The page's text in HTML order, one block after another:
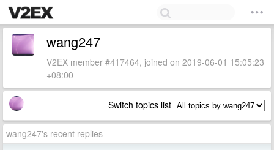
wang247
V2EX member #417464, joined on 2019-06-01 15:05:23
+08:00
Switch topics list
wang247's recent replies